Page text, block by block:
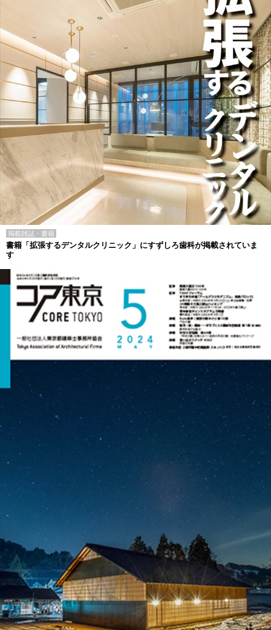
掲載雑誌・書籍
書籍「拡張するデンタルクリニック」にすずしろ歯科が掲載されていま
す